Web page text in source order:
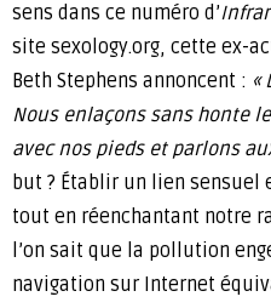
sens dans ce numéro d’
site sexology.org, cette ex-
Beth Stephens annoncent : «
Nous enlaçons sans honte
avec nos pieds et parlons
but ? Établir un lien sensuel
tout en réenchantant notre
l’on sait que la pollution
navigation sur Internet